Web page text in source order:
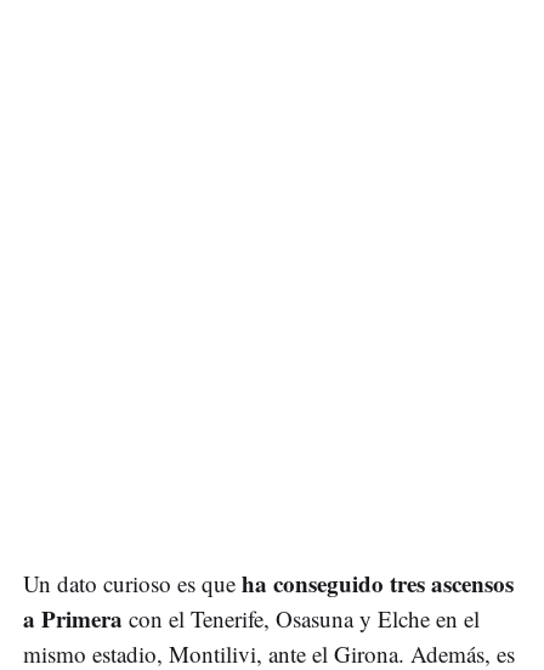
Un dato curioso es que ha conseguido tres ascensos
a Primera con el Tenerife, Osasuna y Elche en el
mismo estadio, Montilivi, ante el Girona. Además, es